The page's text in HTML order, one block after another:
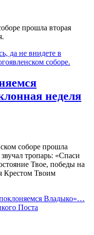
прошла вторая
да не внидете в
соборе.
неделя
соборе прошла
тропарь: «Спаси
Твое, победы на
Крестом Твоим
Владыко»…
Поста